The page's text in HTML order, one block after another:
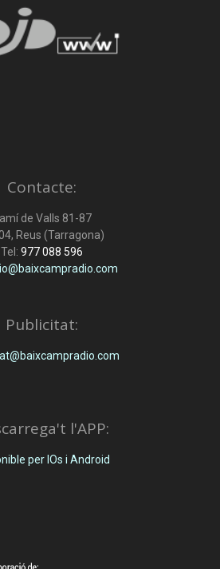
Contacte:
de Valls 81-87
Reus (Tarragona)
Tel: 977 088 596
Publicitat:
l'APP:
per IOs i Android